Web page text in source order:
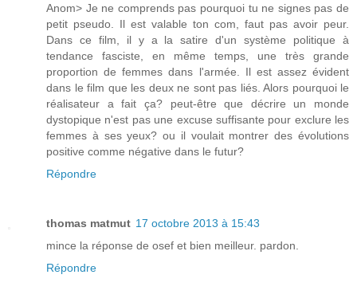
Anom> Je ne comprends pas pourquoi tu ne signes pas de
petit pseudo. Il est valable ton com, faut pas avoir peur.
Dans ce film, il y a la satire d'un système politique à
tendance fasciste, en même temps, une très grande
proportion de femmes dans l'armée. Il est assez évident
dans le film que les deux ne sont pas liés. Alors pourquoi le
réalisateur a fait ça? peut-être que décrire un monde
dystopique n'est pas une excuse suffisante pour exclure les
femmes à ses yeux? ou il voulait montrer des évolutions
positive comme négative dans le futur?
Répondre
thomas matmut 17 octobre 2013 à 15:43
mince la réponse de osef et bien meilleur. pardon.
Répondre